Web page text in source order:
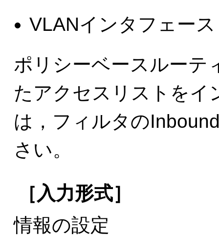
VLANインタフェース
ポリシーベースルーテ
たアクセスリストをイ
は，フィルタの
さい。
［入力形式］
情報の設定